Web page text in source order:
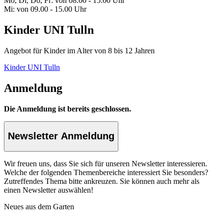
Mi: von 09.00 - 15.00 Uhr
Kinder UNI Tulln
Angebot für Kinder im Alter von 8 bis 12 Jahren
Kinder UNI Tulln
Anmeldung
Die Anmeldung ist bereits geschlossen.
Newsletter Anmeldung
Wir freuen uns, dass Sie sich für unseren Newsletter interessieren.
Welche der folgenden Themenbereiche interessiert Sie besonders?
Zutreffendes Thema bitte ankreuzen. Sie können auch mehr als
einen Newsletter auswählen!
Neues aus dem Garten